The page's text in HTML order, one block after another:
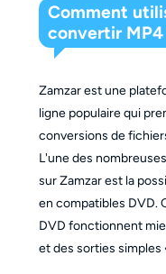
Comment
convertir MP4
Zamzar est une
ligne populaire qui
conversions de
L'une des
sur Zamzar est la
en compatibles DVD.
DVD fonctionnent
et des sorties simples